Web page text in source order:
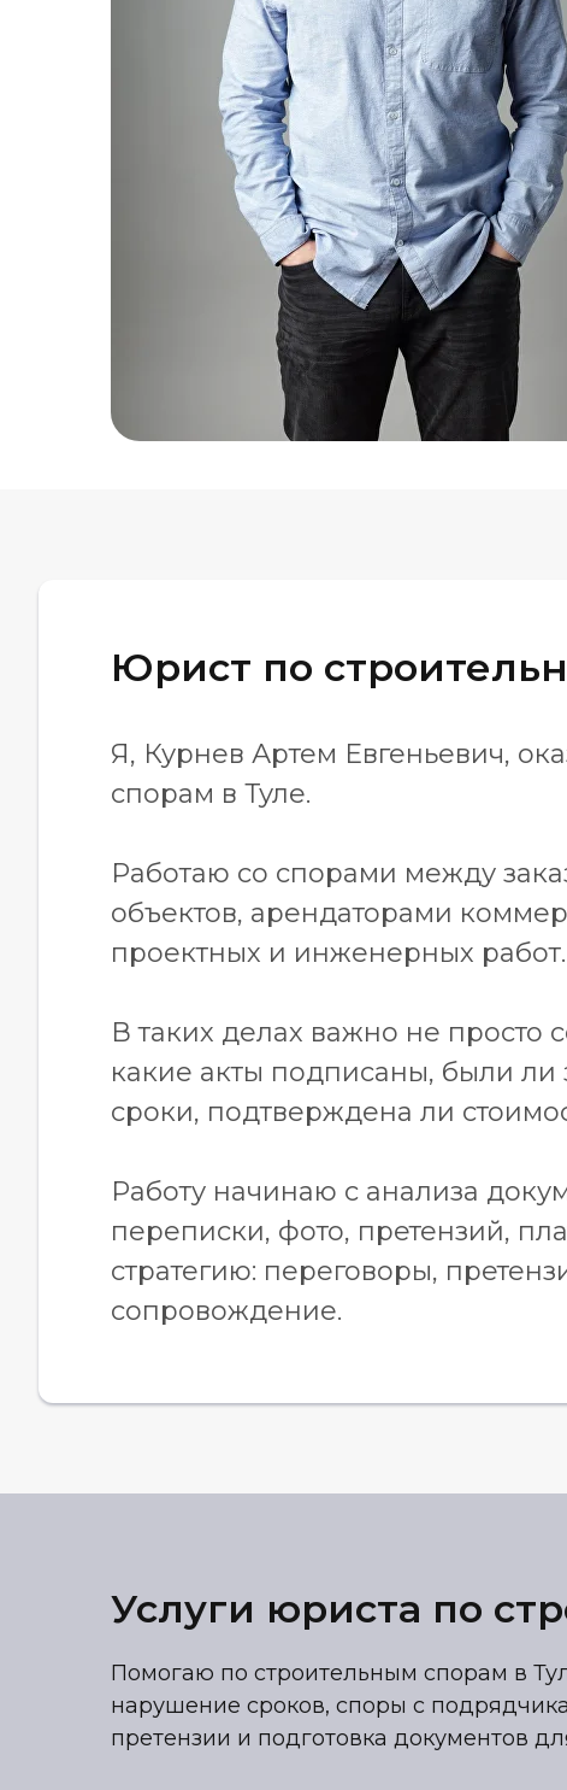
Юрист по
Я, Курнев Артем Евгеньевич,
спорам в Туле.
Работаю со спорами между
объектов, арендаторами
проектных и инженерных работ.
В таких делах важно не просто
какие акты подписаны, были
сроки, подтверждена ли
Работу начинаю с анализа
переписки, фото, претензий,
стратегию: переговоры,
сопровождение.
Услуги юриста по
Помогаю по строительным спорам в
нарушение сроков, споры с
претензии и подготовка документов